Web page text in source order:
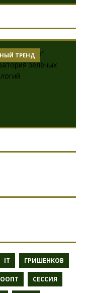
ТРЕНД
IT ГРИШЕНКОВ
ООПТ СЕССИЯ